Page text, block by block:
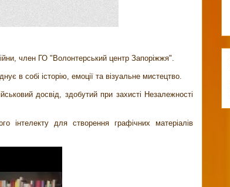
член ГО "Волонтерський центр Запоріжжя".
в собі історію, емоції та візуальне мистецтво.
досвід, здобутий при захисті Незалежності
інтелекту для створення графічних матеріалів